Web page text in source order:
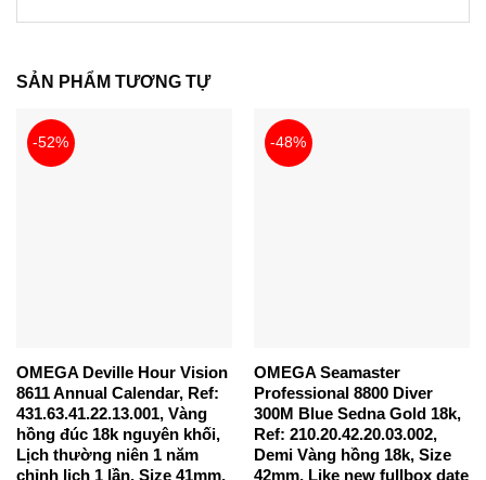
SẢN PHẨM TƯƠNG TỰ
-52%
OMEGA Deville Hour Vision
8611 Annual Calendar, Ref:
431.63.41.22.13.001, Vàng
hồng đúc 18k nguyên khối,
Lịch thường niên 1 năm
chỉnh lịch 1 lần, Size 41mm,
-48%
OMEGA Seamaster
Professional 8800 Diver
300M Blue Sedna Gold 18k,
Ref: 210.20.42.20.03.002,
Demi Vàng hồng 18k, Size
42mm, Like new fullbox date